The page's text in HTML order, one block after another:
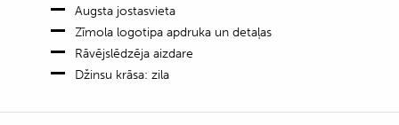
Augsta jostasvieta
Zīmola logotipa apdruka un detaļas
Rāvējslēdzēja aizdare
Džinsu krāsa: zila